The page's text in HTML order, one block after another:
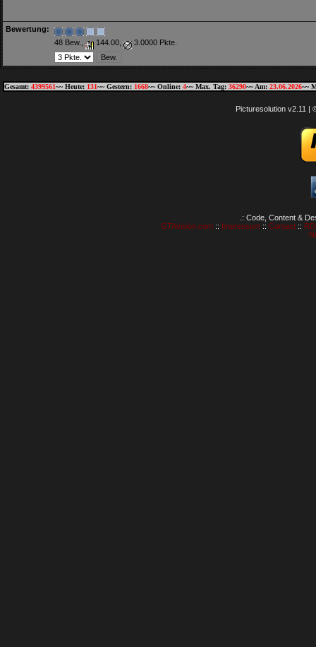
Bewertung:
48 Bew.,
144.00, 3.0000 Pkte.
Gesamt: 4399561~~ Heute: 131~~ Gestern: 1668~~ Online: 4~~ Max. Tag: 36290~~ Am: 23.06.2026~~
Picturesolution v2.11 |
.: Code, Content &
GTAvision.com:: Impressum:: Contact::